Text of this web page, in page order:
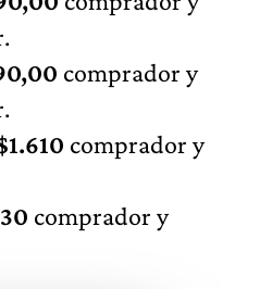
comprador y
comprador y
comprador y